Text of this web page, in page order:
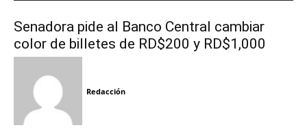
Senadora pide al Banco Central cambiar
color de billetes de RD$200 y RD$1,000
Redacción